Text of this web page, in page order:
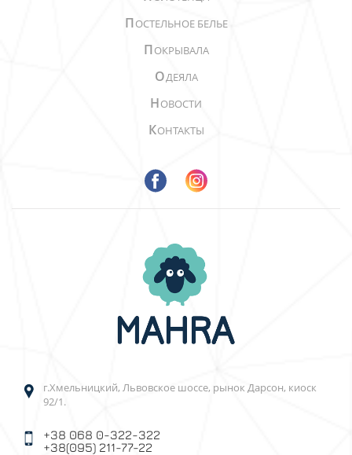
ПОСТЕЛЬНОЕ БЕЛЬЕ
ПОКРЫВАЛА
ОДЕЯЛА
НОВОСТИ
КОНТАКТЫ
г.Хмельницкий, Львовское шоссе, рынок Дарсон, киоск
92/1.
+38 068 0-322-322
+38(095) 211-77-22